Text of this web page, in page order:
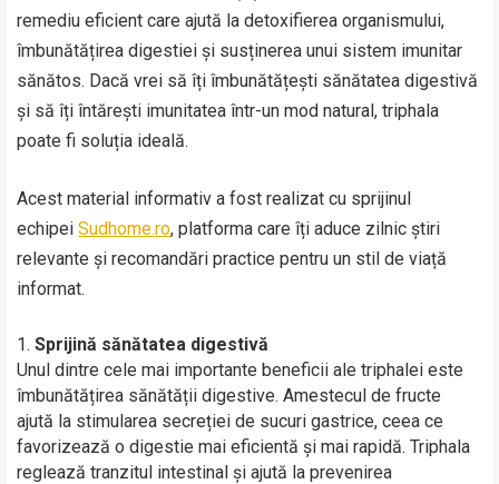
remediu eficient care ajută la detoxifierea organismului,
îmbunătățirea digestiei și susținerea unui sistem imunitar
sănătos. Dacă vrei să îți îmbunătățești sănătatea digestivă
și să îți întărești imunitatea într-un mod natural, triphala
poate fi soluția ideală.
Acest material informativ a fost realizat cu sprijinul
echipeiSudhome.ro, platforma care îți aduce zilnic știri
relevante și recomandări practice pentru un stil de viață
informat.
Sprijină sănătatea digestivă
Unul dintre cele mai importante beneficii ale triphalei este
îmbunătățirea sănătății digestive. Amestecul de fructe
ajută la stimularea secreției de sucuri gastrice, ceea ce
favorizează o digestie mai eficientă și mai rapidă. Triphala
reglează tranzitul intestinal și ajută la prevenirea